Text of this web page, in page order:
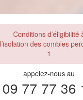
Conditions d’éligibilité
l’isolation des combles
1
appelez-nous au
09 77 77 36